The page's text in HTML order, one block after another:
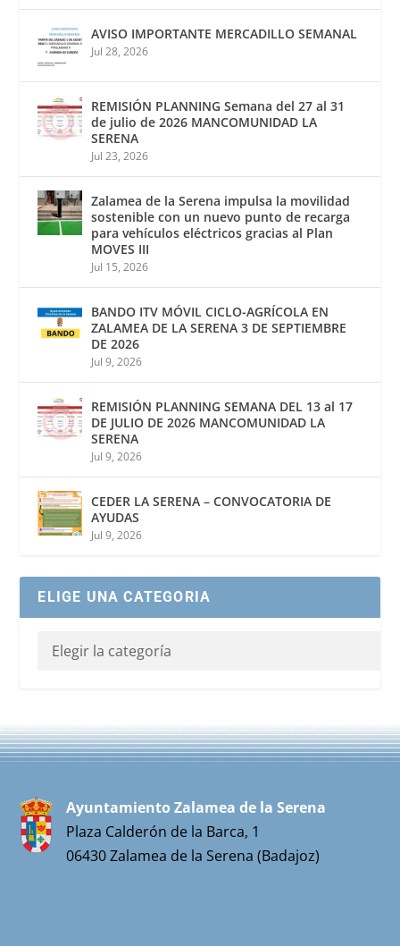
AVISO IMPORTANTE MERCADILLO SEMANAL
Jul 28, 2026
REMISIÓN PLANNING Semana del 27 al 31
de julio de 2026 MANCOMUNIDAD LA
SERENA
Jul 23, 2026
Zalamea de la Serena impulsa la movilidad
sostenible con un nuevo punto de recarga
para vehículos eléctricos gracias al Plan
MOVES III
Jul 15, 2026
BANDO ITV MÓVIL CICLO-AGRÍCOLA EN
ZALAMEA DE LA SERENA 3 DE SEPTIEMBRE
DE 2026
Jul 9, 2026
REMISIÓN PLANNING SEMANA DEL 13 al 17
DE JULIO DE 2026 MANCOMUNIDAD LA
SERENA
Jul 9, 2026
CEDER LA SERENA – CONVOCATORIA DE
AYUDAS
Jul 9, 2026
ELIGE UNA CATEGORIA
Ayuntamiento Zalamea de la Serena
Plaza Calderón de la Barca, 1
06430 Zalamea de la Serena (Badajoz)